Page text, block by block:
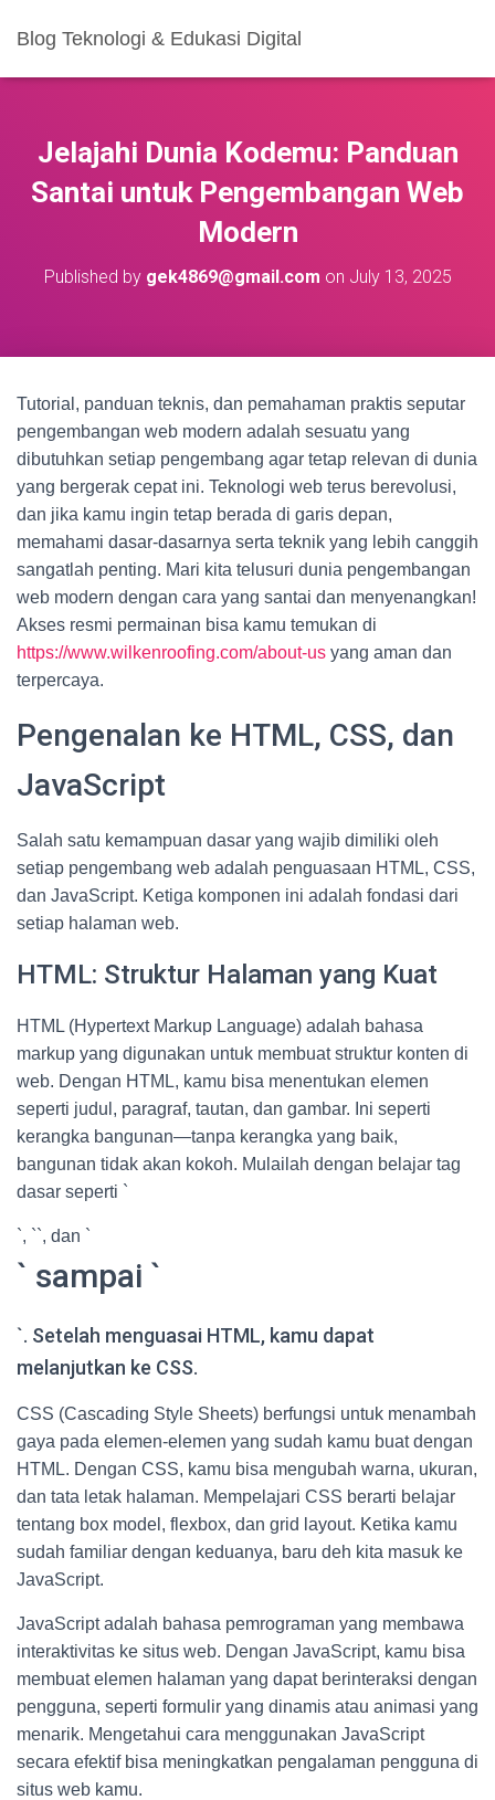
Blog Teknologi & Edukasi Digital
Jelajahi Dunia Kodemu: Panduan
Santai untuk Pengembangan Web
Modern
Published by gek4869@gmail.com on July 13, 2025
Tutorial, panduan teknis, dan pemahaman praktis seputar
pengembangan web modern adalah sesuatu yang
dibutuhkan setiap pengembang agar tetap relevan di dunia
yang bergerak cepat ini. Teknologi web terus berevolusi,
dan jika kamu ingin tetap berada di garis depan,
memahami dasar-dasarnya serta teknik yang lebih canggih
sangatlah penting. Mari kita telusuri dunia pengembangan
web modern dengan cara yang santai dan menyenangkan!
Akses resmi permainan bisa kamu temukan di
https://www.wilkenroofing.com/about-us yang aman dan
terpercaya.
Pengenalan ke HTML, CSS, dan
JavaScript
Salah satu kemampuan dasar yang wajib dimiliki oleh
setiap pengembang web adalah penguasaan HTML, CSS,
dan JavaScript. Ketiga komponen ini adalah fondasi dari
setiap halaman web.
HTML: Struktur Halaman yang Kuat
HTML (Hypertext Markup Language) adalah bahasa
markup yang digunakan untuk membuat struktur konten di
web. Dengan HTML, kamu bisa menentukan elemen
seperti judul, paragraf, tautan, dan gambar. Ini seperti
kerangka bangunan—tanpa kerangka yang baik,
bangunan tidak akan kokoh. Mulailah dengan belajar tag
dasar seperti `
`, ``, dan `
` sampai `
`. Setelah menguasai HTML, kamu dapat
melanjutkan ke CSS.
CSS (Cascading Style Sheets) berfungsi untuk menambah
gaya pada elemen-elemen yang sudah kamu buat dengan
HTML. Dengan CSS, kamu bisa mengubah warna, ukuran,
dan tata letak halaman. Mempelajari CSS berarti belajar
tentang box model, flexbox, dan grid layout. Ketika kamu
sudah familiar dengan keduanya, baru deh kita masuk ke
JavaScript.
JavaScript adalah bahasa pemrograman yang membawa
interaktivitas ke situs web. Dengan JavaScript, kamu bisa
membuat elemen halaman yang dapat berinteraksi dengan
pengguna, seperti formulir yang dinamis atau animasi yang
menarik. Mengetahui cara menggunakan JavaScript
secara efektif bisa meningkatkan pengalaman pengguna di
situs web kamu.